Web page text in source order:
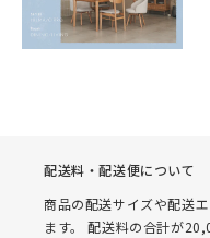
配送料・配送便について
商品の配送サイズや配送
ます。 配送料の合計が